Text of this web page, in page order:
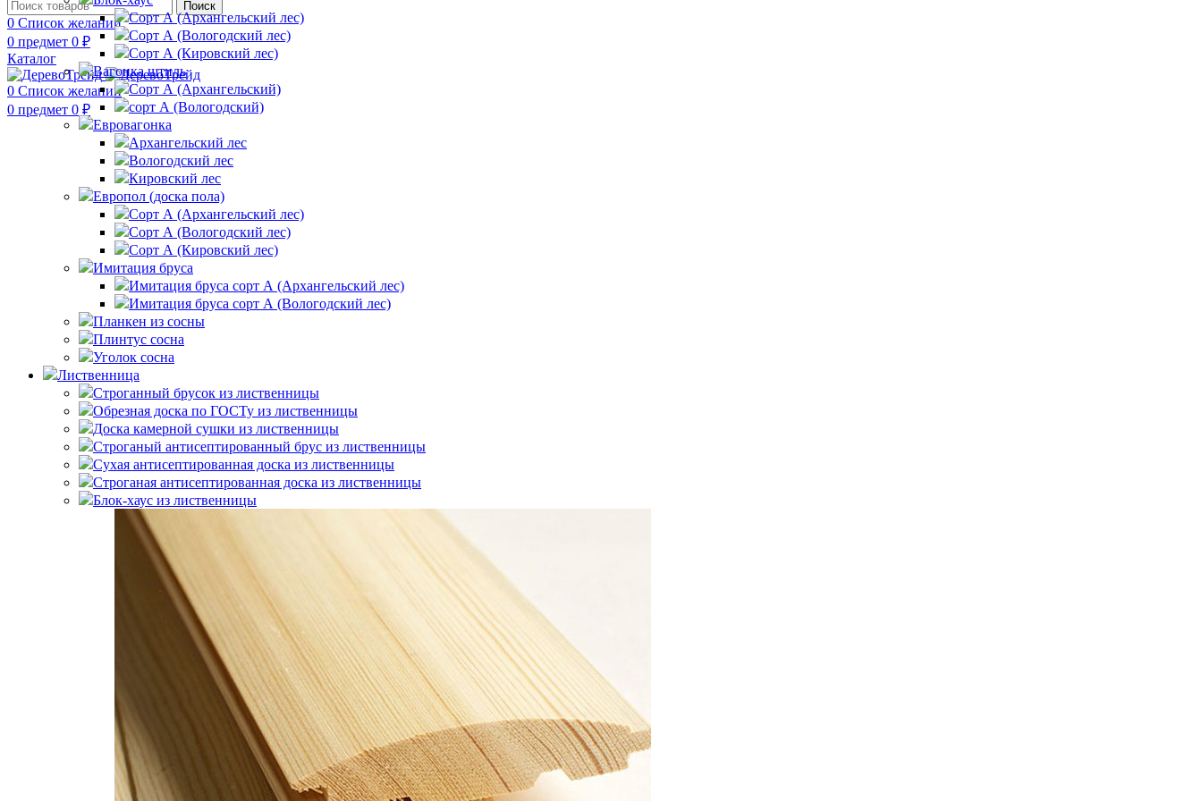
Поиск
0 Список желаний
0 предмет 0 ₽
Каталог
0 Список желаний
0 предмет 0 ₽
Сорт А (Архангельский лес)
Сорт А (Вологодский лес)
Сорт А (Кировский лес)
Вагонка штиль
Сорт А (Архангельский)
сорт А (Вологодский)
Евровагонка
Архангельский лес
Вологодский лес
Кировский лес
Европол (доска пола)
Сорт А (Архангельский лес)‎
Сорт А (Вологодский лес)‎
Сорт А (Кировский лес)‎
Имитация бруса
Имитация бруса сорт А (Архангельский лес)
Имитация бруса сорт А (Вологодский лес)
Планкен из сосны
Плинтус сосна
Уголок сосна
Лиственница
Строганный брусок из лиственницы
Обрезная доска по ГОСТу из лиственницы
Доска камерной сушки из лиственницы
Строганый антисептированный брус из лиственницы
Сухая антисептированная доска из лиственницы
Строганая антисептированная доска из лиственницы
Блок-хаус из лиственницы